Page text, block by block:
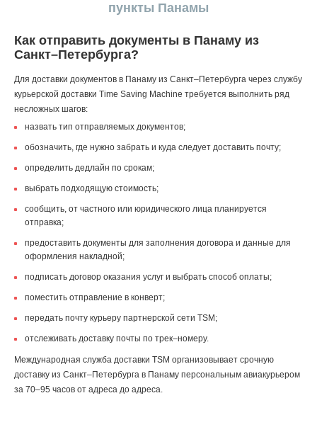
пункты Панамы
Как отправить документы в Панаму из
Санкт–Петербурга?
Для доставки документов в Панаму из Санкт–Петербурга через службу
курьерской доставки Time Saving Machine требуется выполнить ряд
несложных шагов:
назвать тип отправляемых документов;
обозначить, где нужно забрать и куда следует доставить почту;
определить дедлайн по срокам;
выбрать подходящую стоимость;
сообщить, от частного или юридического лица планируется
отправка;
предоставить документы для заполнения договора и данные для
оформления накладной;
подписать договор оказания услуг и выбрать способ оплаты;
поместить отправление в конверт;
передать почту курьеру партнерской сети TSM;
отслеживать доставку почты по трек–номеру.
Международная служба доставки TSM организовывает срочную
доставку из Санкт–Петербурга в Панаму персональным авиакурьером
за 70–95 часов от адреса до адреса.